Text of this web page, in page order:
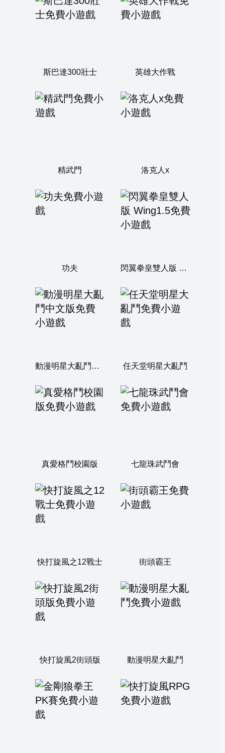
斯巴達300壯士 英雄大作戰
精武門 洛克人x
功夫 閃翼拳皇雙人版 Wing1.5
動漫明星大亂鬥中文版 任天堂明星大亂鬥
真愛格鬥校園版 七龍珠武鬥會
快打旋風之12戰士 街頭霸王
快打旋風2街頭版 動漫明星大亂鬥